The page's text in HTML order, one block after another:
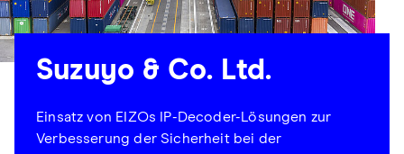
Suzuyo & Co. Ltd.
Einsatz von EIZOs IP-Decoder-Lösungen zur
Verbesserung der Sicherheit bei der